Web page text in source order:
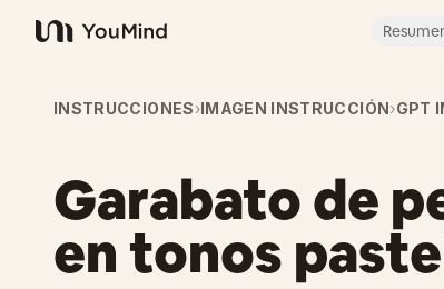
YouMind
INSTRUCCIONES›IMAGEN INSTRUCCIÓN›GPT
Garabato de
en tonos